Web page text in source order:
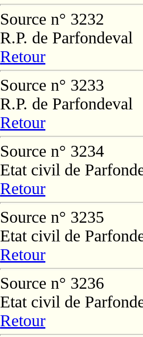
Source n° 3232
R.P. de Parfondeval
Retour
Source n° 3233
R.P. de Parfondeval
Retour
Source n° 3234
Etat civil de
Retour
Source n° 3235
Etat civil de
Retour
Source n° 3236
Etat civil de
Retour